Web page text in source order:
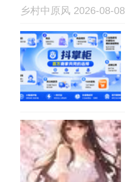
乡村中原风 2026-08-08